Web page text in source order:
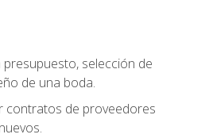
presupuesto, selección de
de una boda.
contratos de proveedores